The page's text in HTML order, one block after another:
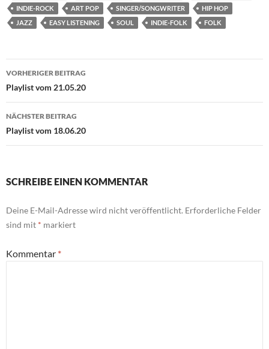
INDIE-ROCK
ART POP SINGER/SONGWRITER
HIP HOP
JAZZ
EASY LISTENING SOUL INDIE-FOLK FOLK
Beitragsnavigation
VORHERIGER BEITRAG
Playlist vom 21.05.20
NÄCHSTER BEITRAG
Playlist vom 18.06.20
SCHREIBE EINEN KOMMENTAR
Deine E-Mail-Adresse wird nicht veröffentlicht. Erforderliche Felder
sind mit * markiert
Kommentar *